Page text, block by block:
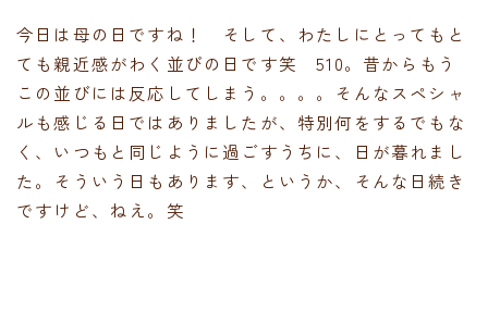
今日は母の日ですね！ そして、わたしにとってもと
ても親近感がわく並びの日です笑 510。昔からもう
この並びには反応してしまう。。。。そんなスペシャ
ルも感じる日ではありましたが、特別何をするでもな
く、いつもと同じように過ごすうちに、日が暮れまし
た。そういう日もあります、というか、そんな日続き
ですけど、ねえ。笑